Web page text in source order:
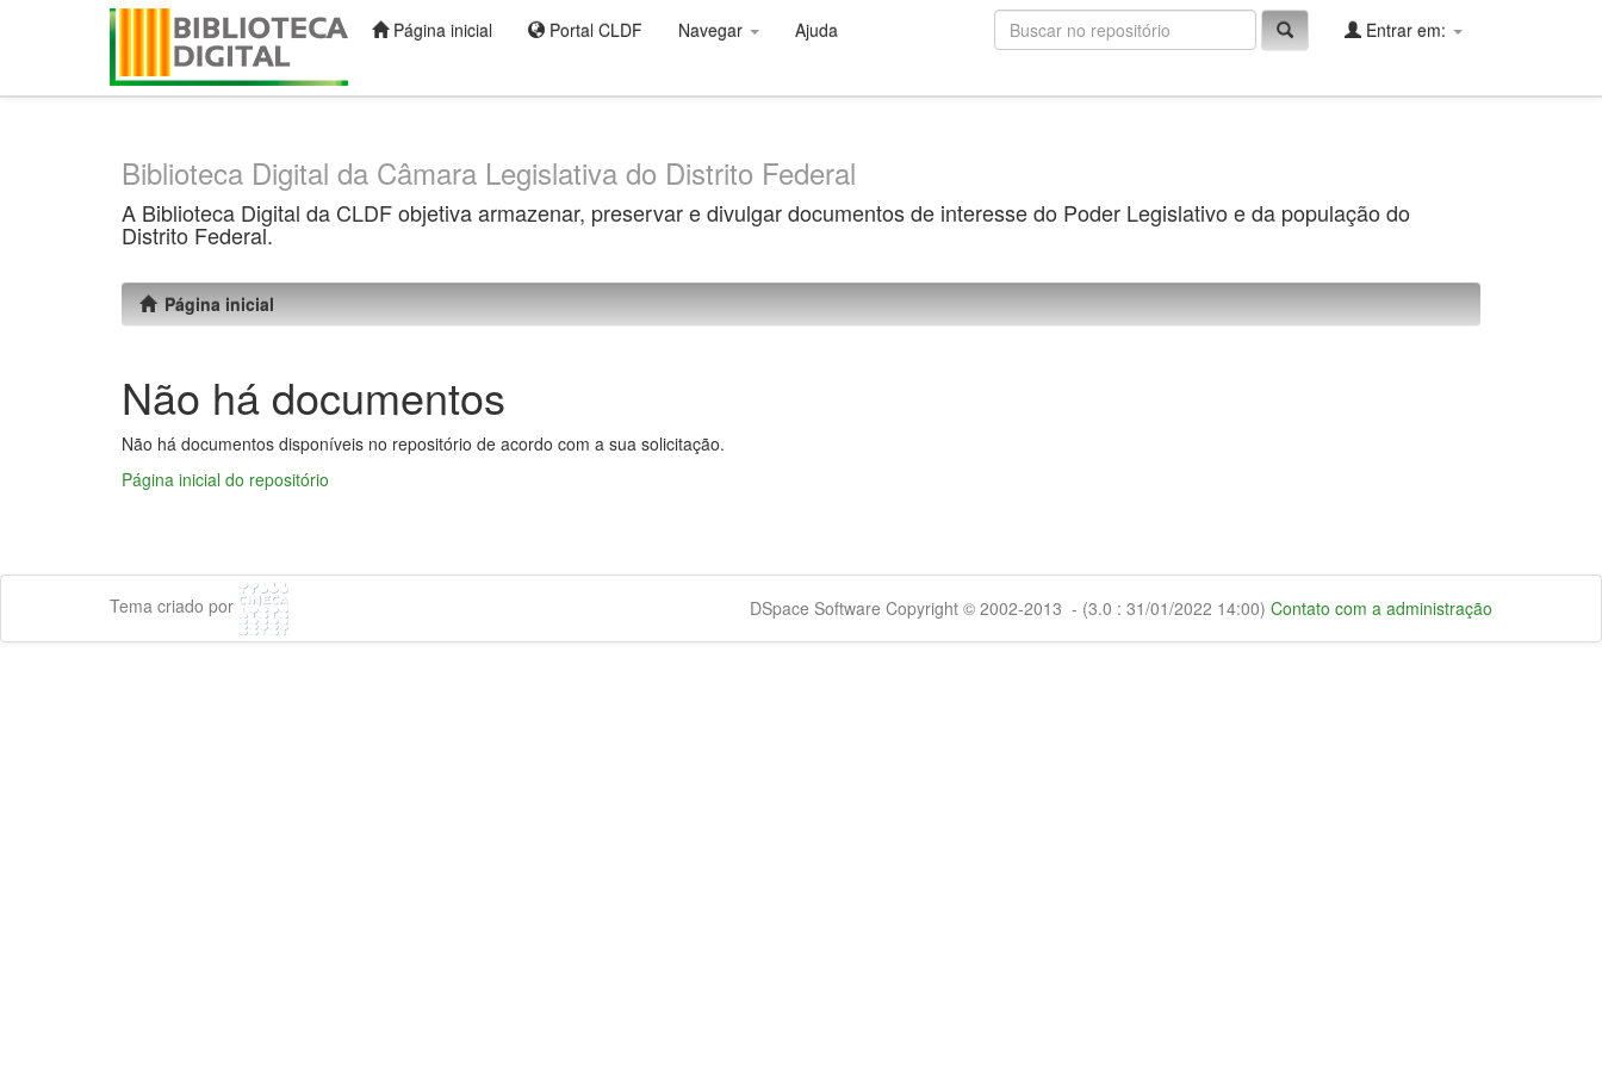
Página inicial Portal CLDF Navegar Ajuda Entrar em:
Biblioteca Digital da Câmara Legislativa do Distrito Federal
A Biblioteca Digital da CLDF objetiva armazenar, preservar e divulgar documentos de interesse do Poder Legislativo e da população do
Distrito Federal.
Página inicial
Não há documentos
Não há documentos disponíveis no repositório de acordo com a sua solicitação.
Página inicial do repositório
Tema criado por DSpace Software Copyright © 2002-2013 - (3.0 : 31/01/2022 14:00) Contato com a administração